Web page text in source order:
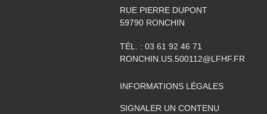
RUE PIERRE DUPONT
59790 RONCHIN
TÉL. : 03 61 92 46 71
RONCHIN.US.500112@LFHF.FR
INFORMATIONS LÉGALES
SIGNALER UN CONTENU